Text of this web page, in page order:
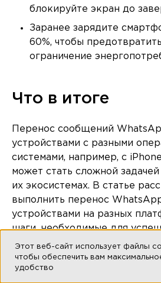
блокируйте экран до
Заранее зарядите
60%, чтобы
ограничение
Что в итоге
Перенос сообщений
устройствами с разными
системами, например, с
может стать сложной задачей
их экосистемах. В статье
выполнить перенос
устройствами на разных
шаги, необходимые для
данных, а также показали
приложения, которые могут
процесс.
Этот веб-сайт использует файлы
чтобы обеспечить вам
удобство